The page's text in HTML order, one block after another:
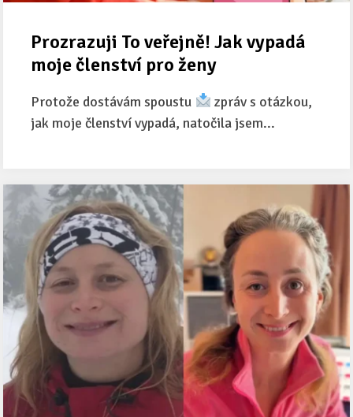
Prozrazuji To veřejně! Jak vypadá
moje členství pro ženy
Protože dostávám spoustu
zpráv s otázkou,
jak moje členství vypadá, natočila jsem...